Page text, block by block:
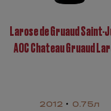
Larose de Gruaud Saint-
AOC Chateau Gruaud
2012 0.75л